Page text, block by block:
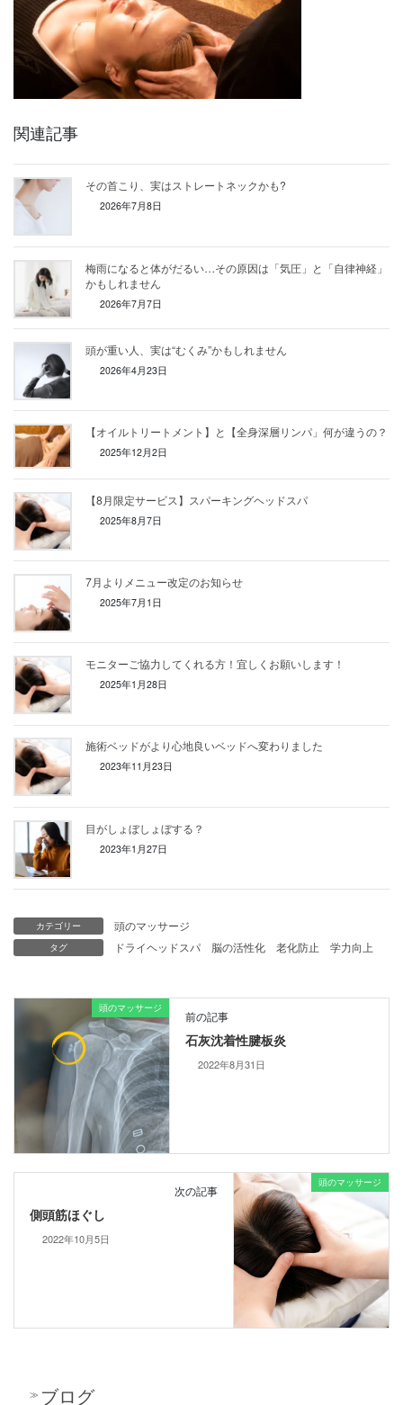
関連記事
その首こり、実はストレートネックかも?
2026年7月8日
梅雨になると体がだるい…その原因は「気圧」と「自律神経」
かもしれません
2026年7月7日
頭が重い人、実は“むくみ”かもしれません
2026年4月23日
【オイルトリートメント】と【全身深層リンパ」何が違うの？
2025年12月2日
【8月限定サービス】スパーキングヘッドスパ
2025年8月7日
7月よりメニュー改定のお知らせ
2025年7月1日
モニターご協力してくれる方！宜しくお願いします！
2025年1月28日
施術ベッドがより心地良いベッドへ変わりました
2023年11月23日
目がしょぼしょぼする？
2023年1月27日
カテゴリー 頭のマッサージ
タグ ドライヘッドスパ 脳の活性化 老化防止 学力向上
頭のマッサージ
前の記事
石灰沈着性腱板炎
2022年8月31日
頭のマッサージ
次の記事
側頭筋ほぐし
2022年10月5日
ブログ